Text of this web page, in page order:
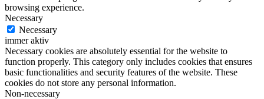
browsing experience.
Necessary
Necessary
immer aktiv
Necessary cookies are absolutely essential for the website to
function properly. This category only includes cookies that ensures
basic functionalities and security features of the website. These
cookies do not store any personal information.
Non-necessary